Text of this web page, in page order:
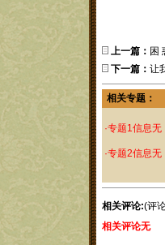
上一篇： 困
下一篇： 让
相关专题：
·专题1信息无
·专题2信息无
相关评论:(评
相关评论无